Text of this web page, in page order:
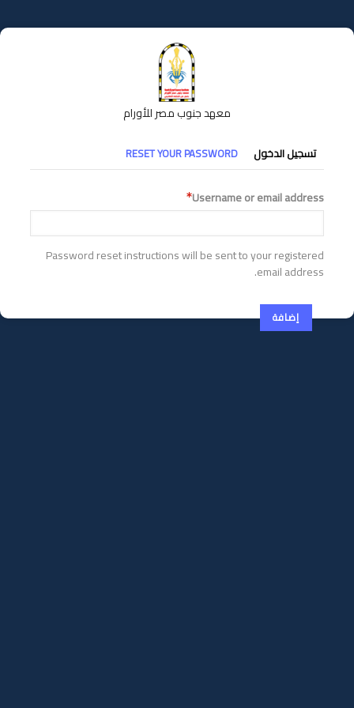
إلى
المحتوى
معهد جنوب مصر للأورام
التبويبات
الأساسية
تسجيل الدخول RESET YOUR PASSWORD
Username or email address
Password reset instructions will be sent to your registered
email address.